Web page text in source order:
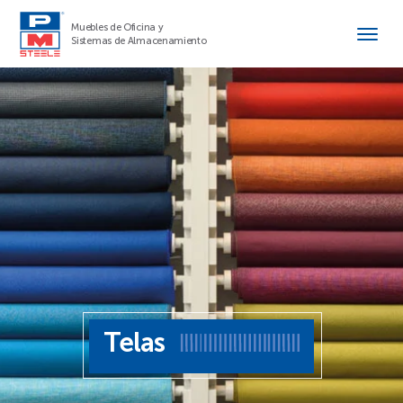
Muebles de Oficina y
Sistemas de Almacenamiento
Telas